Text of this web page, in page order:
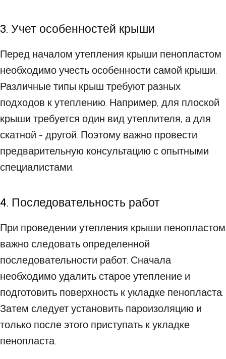
3. Учет особенностей крыши
Перед началом утепления крыши пенопластом
необходимо учесть особенности самой крыши.
Различные типы крыш требуют разных
подходов к утеплению. Например, для плоской
крыши требуется один вид утеплителя, а для
скатной - другой. Поэтому важно провести
предварительную консультацию с опытными
специалистами.
4. Последовательность работ
При проведении утепления крыши пенопластом
важно следовать определенной
последовательности работ. Сначала
необходимо удалить старое утепление и
подготовить поверхность к укладке пенопласта.
Затем следует установить пароизоляцию и
только после этого приступать к укладке
пенопласта.